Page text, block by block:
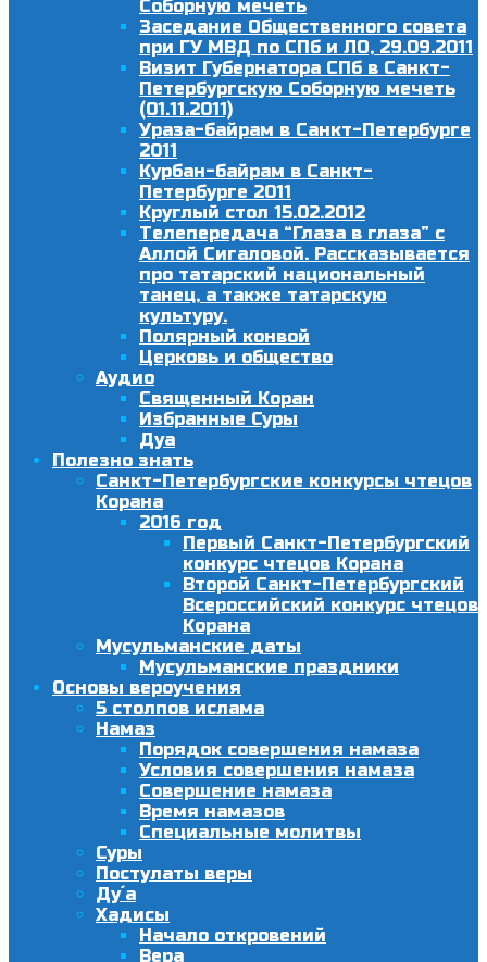
Соборную мечеть
Заседание Общественного совета
при ГУ МВД по СПб и ЛО, 29.09.2011
Визит Губернатора СПб в Санкт-
Петербургскую Соборную мечеть
(01.11.2011)
Ураза-байрам в Санкт-Петербурге
2011
Курбан-байрам в Санкт-
Петербурге 2011
Круглый стол 15.02.2012
Телепередача “Глаза в глаза” с
Аллой Сигаловой. Рассказывается
про татарский национальный
танец, а также татарскую
культуру.
Полярный конвой
Церковь и общество
Аудио
Священный Коран
Избранные Суры
Дуа
Полезно знать
Санкт-Петербургские конкурсы чтецов
Корана
2016 год
Первый Санкт-Петербургский
конкурс чтецов Корана
Второй Санкт-Петербургский
Всероссийский конкурс чтецов
Корана
Мусульманские даты
Мусульманские праздники
Основы вероучения
5 столпов ислама
Намаз
Порядок совершения намаза
Условия совершения намаза
Совершение намаза
Время намазов
Специальные молитвы
Суры
Постулаты веры
Ду´а
Хадисы
Начало откровений
Вера